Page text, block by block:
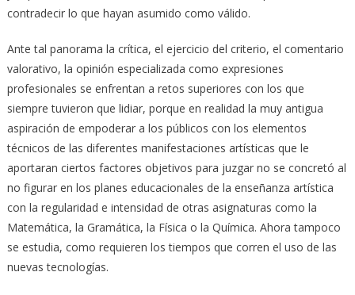
contradecir lo que hayan asumido como válido.
Ante tal panorama la crítica, el ejercicio del criterio, el comentario
valorativo, la opinión especializada como expresiones
profesionales se enfrentan a retos superiores con los que
siempre tuvieron que lidiar, porque en realidad la muy antigua
aspiración de empoderar a los públicos con los elementos
técnicos de las diferentes manifestaciones artísticas que le
aportaran ciertos factores objetivos para juzgar no se concretó al
no figurar en los planes educacionales de la enseñanza artística
con la regularidad e intensidad de otras asignaturas como la
Matemática, la Gramática, la Física o la Química. Ahora tampoco
se estudia, como requieren los tiempos que corren el uso de las
nuevas tecnologías.